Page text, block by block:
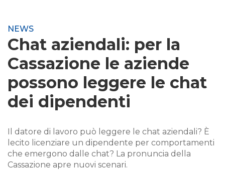
NEWS
Chat aziendali: per la
Cassazione le aziende
possono leggere le chat
dei dipendenti
Il datore di lavoro può leggere le chat aziendali? È
lecito licenziare un dipendente per comportamenti
che emergono dalle chat? La pronuncia della
Cassazione apre nuovi scenari.